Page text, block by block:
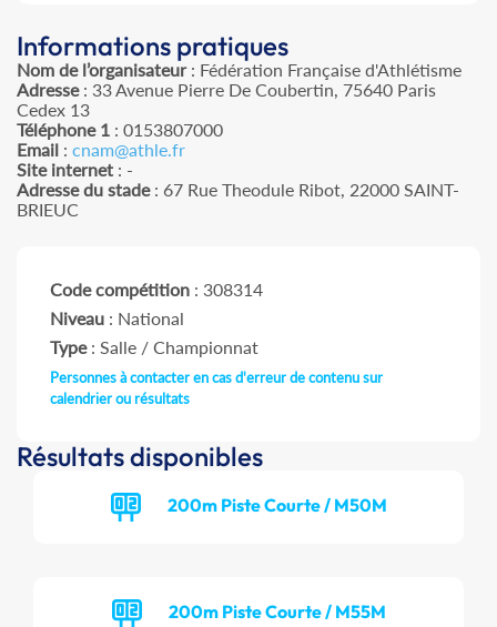
Informations pratiques
Nom de l’organisateur: Fédération Française d'Athlétisme
Adresse: 33 Avenue Pierre De Coubertin, 75640 Paris
Cedex 13
Téléphone 1 : 0153807000
Email : cnam@athle.fr
Site internet : -
Adresse du stade: 67 Rue Theodule Ribot, 22000 SAINT-
BRIEUC
Code compétition : 308314
Niveau : National
Type: Salle / Championnat
Personnes à contacter en cas d'erreur de contenu sur
calendrier ou résultats
Résultats disponibles
200m Piste Courte / M50M
200m Piste Courte / M55M